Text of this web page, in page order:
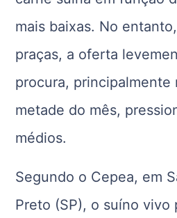
mais baixas. No
praças, a oferta
procura, principalmente
metade do mês,
médios.
Segundo o Cepea, em
Preto (SP), o suíno vivo